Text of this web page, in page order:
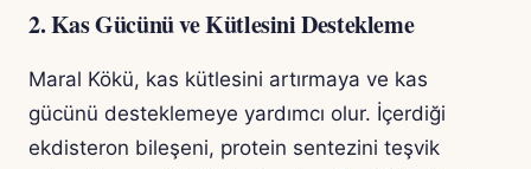
2. Kas Gücünü ve Kütlesini Destekleme
Maral Kökü, kas kütlesini artırmaya ve kas
gücünü desteklemeye yardımcı olur. İçerdiği
ekdisteron bileşeni, protein sentezini teşvik